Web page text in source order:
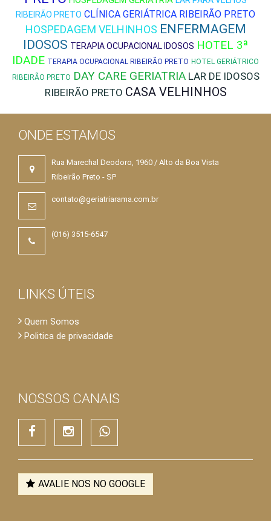
RIBEIRÃO PRETO CLÍNICA GERIÁTRICA RIBEIRÃO PRETO
HOSPEDAGEM VELHINHOS ENFERMAGEM
IDOSOS TERAPIA OCUPACIONAL IDOSOS HOTEL 3ª
IDADE TERAPIA OCUPACIONAL RIBEIRÃO PRETO HOTEL GERIÁTRICO
RIBEIRÃO PRETO DAY CARE GERIATRIA LAR DE IDOSOS
RIBEIRÃO PRETO CASA VELHINHOS
ONDE ESTAMOS
Rua Marechal Deodoro, 1960 / Alto da Boa Vista
Ribeirão Preto - SP
contato@geriatriarama.com.br
(016) 3515-6547
LINKS ÚTEIS
Quem Somos
Politica de privacidade
NOSSOS CANAIS
AVALIE NOS NO GOOGLE